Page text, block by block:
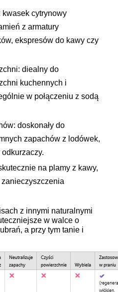
cytrynowy
z armatury
ekspresów do kawy czy
diealny do
kuchennych i
w połączeniu z sodą
doskonały do
zapachów z lodówek,
na plamy z kawy,
z innymi naturalnymi
w walce o
a przy tym tanie i